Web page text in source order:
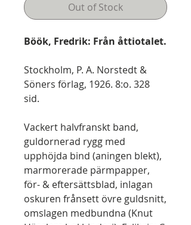
Out of Stock
Böök, Fredrik: Från åttiotalet.
Stockholm, P. A. Norstedt &
Söners förlag, 1926. 8:o. 328
sid.
Vackert halvfranskt band,
guldornerad rygg med
upphöjda bind (aningen blekt),
marmorerade pärmpapper,
för- & eftersättsblad, inlagan
oskuren frånsett övre guldsnitt,
omslagen medbundna (Knut